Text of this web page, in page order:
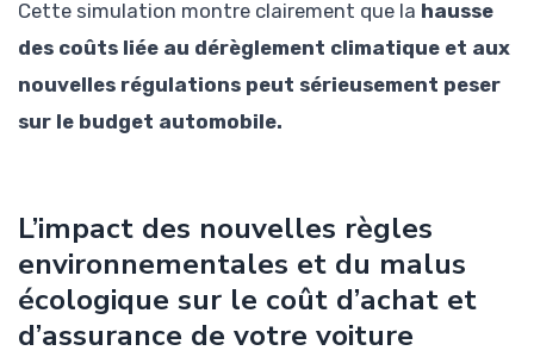
Cette simulation montre clairement que la hausse
des coûts liée au dérèglement climatique et aux
nouvelles régulations peut sérieusement peser
sur le budget automobile.
L’impact des nouvelles règles
environnementales et du malus
écologique sur le coût d’achat et
d’assurance de votre voiture